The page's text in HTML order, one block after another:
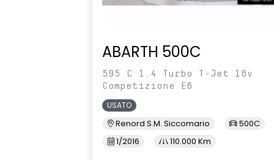
ABARTH 500C
595 C 1.4 Turbo T-Jet 16v
Competizione E6
USATO
Renord S.M. Siccomario
500C
1/2016
110.000 Km